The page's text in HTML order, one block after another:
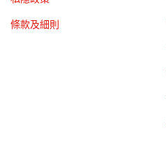
條款及細則